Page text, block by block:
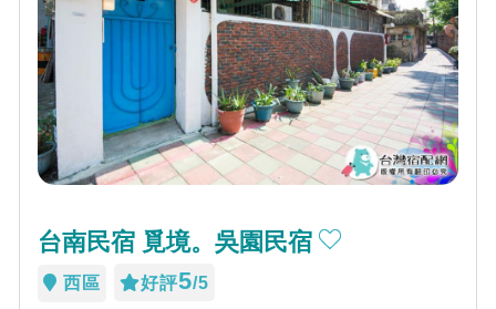
台南民宿 覓境。吳園民宿
西區 好評5/5